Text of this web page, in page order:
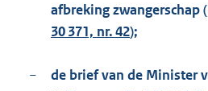
afbreking zwangerschap
30 371, nr. 42);
−
de brief van de Minister